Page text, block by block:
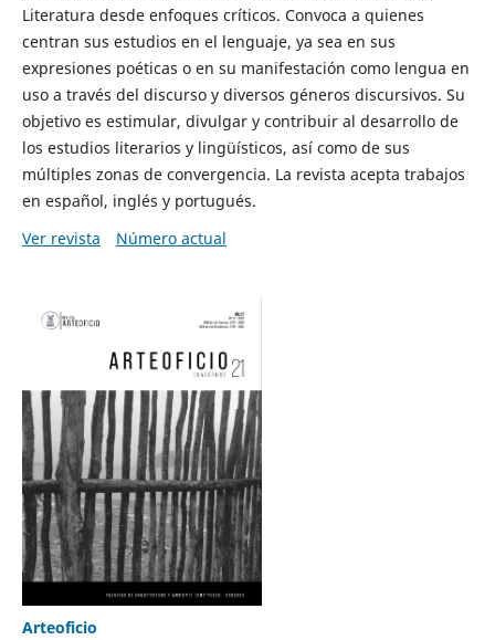
Literatura desde enfoques críticos. Convoca a quienes
centran sus estudios en el lenguaje, ya sea en sus
expresiones poéticas o en su manifestación como lengua en
uso a través del discurso y diversos géneros discursivos. Su
objetivo es estimular, divulgar y contribuir al desarrollo de
los estudios literarios y lingüísticos, así como de sus
múltiples zonas de convergencia. La revista acepta trabajos
en español, inglés y portugués.
Ver revista
Número actual
Arteoficio